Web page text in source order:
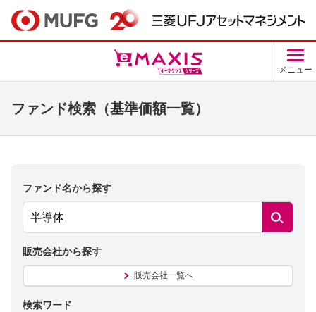
メニュー
ファンド検索（基準価額一覧）
ファンド名から探す
索
販売会社から探す
販売会社一覧へ
検索ワード